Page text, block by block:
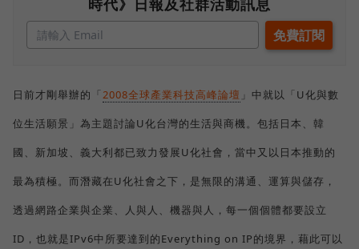
時代》日報及社群活動訊息
日前才剛舉辦的「2008全球產業科技高峰論壇
」中就以「U化與數
位生活願景」為主題討論U化台灣的生活與商機。包括日本、韓
國、新加坡、義大利都已致力發展U化社會，當中又以日本推動的
最為積極。而潛藏在U化社會之下，是無限的溝通、運算與儲存，
透過網路企業與企業、人與人、機器與人，每一個個體都要設立
ID，也就是IPv6中所要達到的Everything on IP的境界，藉此可以